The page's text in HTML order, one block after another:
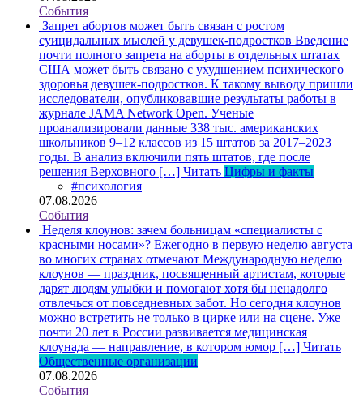
События
Запрет абортов может быть связан с ростом
суицидальных мыслей у девушек-подростков Введение
почти полного запрета на аборты в отдельных штатах
США может быть связано с ухудшением психического
здоровья девушек-подростков. К такому выводу пришли
исследователи, опубликовавшие результаты работы в
журнале JAMA Network Open. Ученые
проанализировали данные 338 тыс. американских
школьников 9–12 классов из 15 штатов за 2017–2023
годы. В анализ включили пять штатов, где после
решения Верховного […] Читать Цифры и факты
#психология
07.08.2026
События
Неделя клоунов: зачем больницам «специалисты с
красными носами»? Ежегодно в первую неделю августа
во многих странах отмечают Международную неделю
клоунов — праздник, посвященный артистам, которые
дарят людям улыбки и помогают хотя бы ненадолго
отвлечься от повседневных забот. Но сегодня клоунов
можно встретить не только в цирке или на сцене. Уже
почти 20 лет в России развивается медицинская
клоунада — направление, в котором юмор […] Читать
Общественные организации
07.08.2026
События